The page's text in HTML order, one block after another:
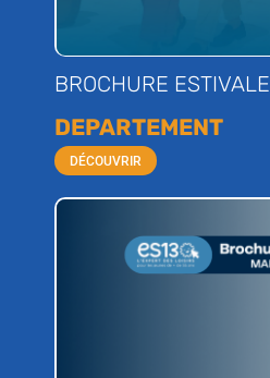
BROCHURE ESTIVALE
DEPARTEMENT
DÉCOUVRIR